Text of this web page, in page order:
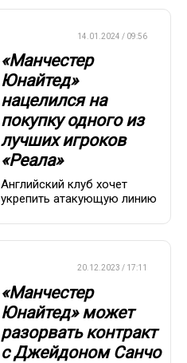
14.01.2024 / 09:56
«Манчестер
Юнайтед»
нацелился на
покупку одного из
лучших игроков
«Реала»
Английский клуб хочет
укрепить атакующую линию
20.12.2023 / 17:11
«Манчестер
Юнайтед» может
разорвать контракт
с Джейдоном Санчо